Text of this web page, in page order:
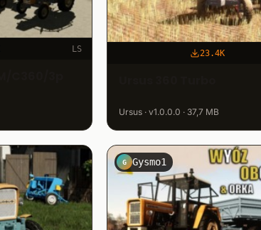
LS 23.4K
Ursus · v1.0.0.0 · 37,7 MB
G Gysmo1